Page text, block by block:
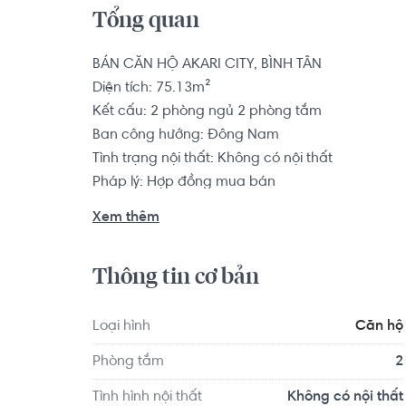
Tổng quan
BÁN CĂN HỘ AKARI CITY, BÌNH TÂN
Diện tích: 75.13m²
Kết cấu: 2 phòng ngủ 2 phòng tắm
Ban công hướng: Đông Nam
Tình trạng nội thất: Không có nội thất
Pháp lý: Hợp đồng mua bán
tiếp cận Trung tâm Thương mại AEON Mall, MM
30 phút để đến sân bay quốc tế Tân Sơn Nhất.
Căn hộ có vị trí cách Trường Đại học Sài Gòn
dục Thể thao Thành phố Hồ Chí Minh khoảng
Xem thêm
Thông tin cơ bản
Loại hình Căn hộ
Phòng tắm 2
Tình hình nội thất Không có nội thất